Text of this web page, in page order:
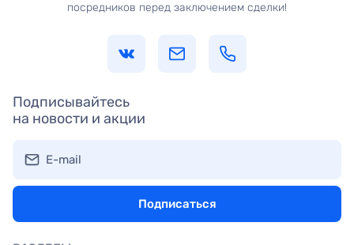
посредников перед заключением сделки!
Подписывайтесь
на новости и акции
E-mail
Подписаться